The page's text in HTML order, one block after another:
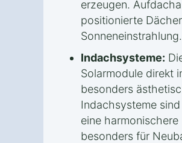
erzeugen.
positionierte
Sonneneinstrahlung.
Indachsysteme:
Solarmodule direkt
besonders
Indachsysteme
eine
besonders für